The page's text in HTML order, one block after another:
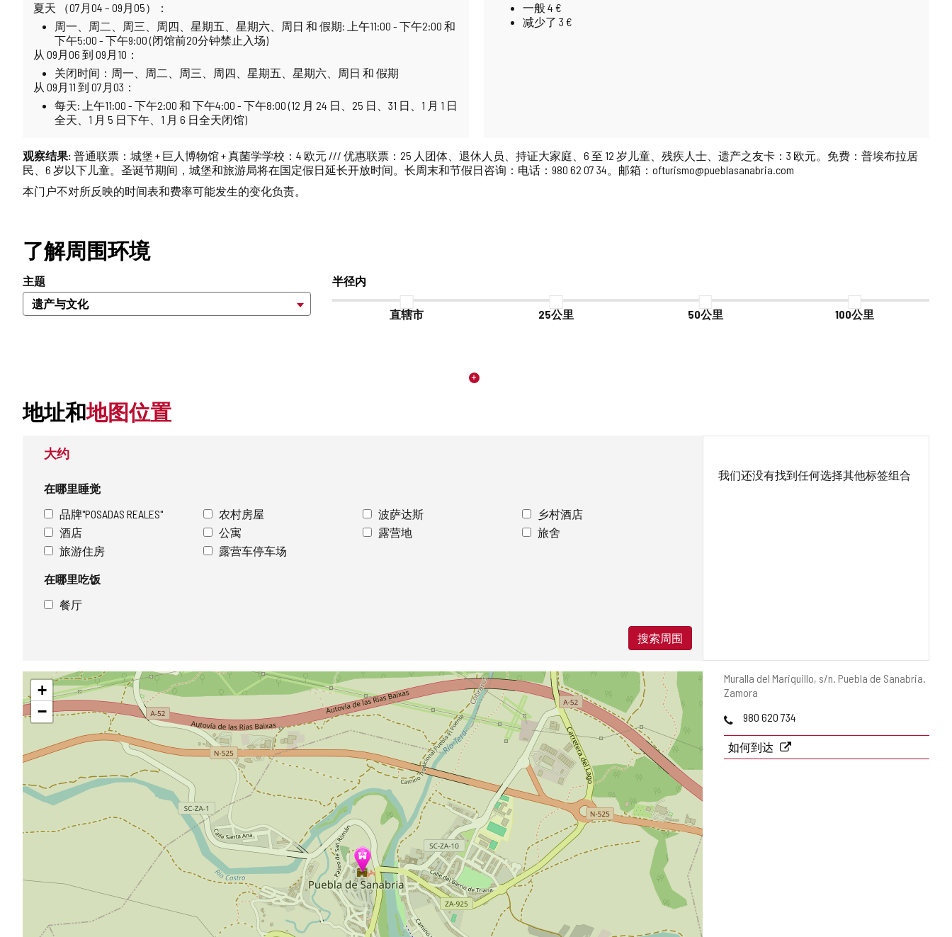
夏天 （07月04 – 09月05）：
周一、周二、周三、周四、星期五、星期六、周日 和 假期: 上午11:00 - 下午2:00 和
下午5:00 - 下午9:00 (闭馆前20分钟禁止入场)
从 09月06 到 09月10：
关闭时间：周一、周二、周三、周四、星期五、星期六、周日 和 假期
从 09月11 到 07月03：
每天: 上午11:00 - 下午2:00 和 下午4:00 - 下午8:00 (12 月 24 日、25 日、31 日、1 月 1 日
全天、1 月 5 日下午、1 月 6 日全天闭馆)
一般 4 €
减少了 3 €
观察结果: 普通联票：城堡 + 巨人博物馆 + 真菌学学校：4 欧元 /// 优惠联票：25 人团体、退休人员、持证大家庭、6 至 12 岁儿童、残疾人士、遗产之友卡：3 欧元。免费：普埃布拉居
民、6 岁以下儿童。圣诞节期间，城堡和旅游局将在国定假日延长开放时间。长周末和节假日咨询：电话：980 62 07 34。邮箱：ofturismo@pueblasanabria.com
本门户不对所反映的时间表和费率可能发生的变化负责。
了解周围环境
主题 半径内
直辖市 25公里 50公里 100公里
地址和地图位置
邮
寄
址
Muralla del Mariquillo, s/n. Puebla de Sanabria.
Zamora
电
980 620 734
如何到达
大约
在哪里睡觉
品牌"POSADAS REALES"
农村房屋 波萨达斯
乡村酒店
酒店
公寓 露营地
旅舍
旅游住房
露营车停车场
在哪里吃饭
餐厅
搜索周围
我们还没有找到任何选择其他标签组合
跳
过
地
图
+
−